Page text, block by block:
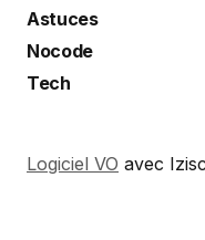
Astuces
Nocode
Tech
Logiciel VO avec